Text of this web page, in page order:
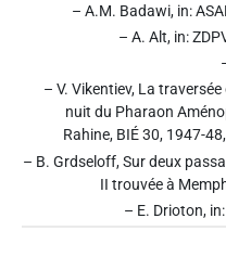
– A.M. Badawi, in:
– A. Alt, in:
– V. Vikentiev, La
nuit du Pharaon
Rahine, BIÉ 30, 1947-
– B. Grdseloff, Sur deux
II trouvée à
– E. Drioton,